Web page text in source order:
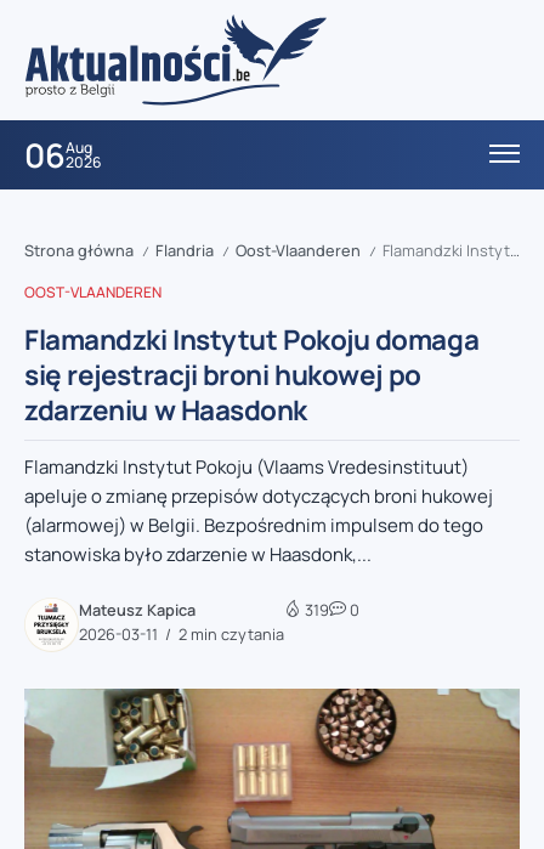
06Aug
2026
Strona główna / Flandria / Oost-Vlaanderen / Flamandzki Instytut Pokoju domaga się rejestracji broni hukowej po zdarzeniu w Haasdonk
OOST-VLAANDEREN
Flamandzki Instytut Pokoju domaga
się rejestracji broni hukowej po
zdarzeniu w Haasdonk
Flamandzki Instytut Pokoju (Vlaams Vredesinstituut)
apeluje o zmianę przepisów dotyczących broni hukowej
(alarmowej) w Belgii. Bezpośrednim impulsem do tego
stanowiska było zdarzenie w Haasdonk,...
Mateusz Kapica
2026-03-11
2 min czytania
319 0